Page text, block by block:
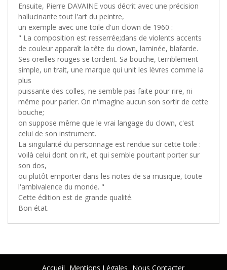
Ensuite, Pierre DAVAINE vous décrit avec une précision
hallucinante tout l'art du peintre,
un exemple avec une toile d'un clown de 1960 :
" La composition est resserrée;dans de violents accents
de couleur apparaît la tête du clown, laminée, blafarde.
Ses oreilles rouges se tordent. Sa bouche, terriblement
simple, un trait, une marque qui unit les lèvres comme la
plus
puissante des colles, ne semble pas faite pour rire, ni
même pour parler. On n'imagine aucun son sortir de cette
bouche;
on suppose même que le vrai langage du clown, c'est
celui de son instrument.
La singularité du personnage est rendue sur cette toile :
voilà celui dont on rit, et qui semble pourtant porter sur
son dos,
ou plutôt emporter dans les notes de sa musique, toute
l'ambivalence du monde. "
Cette édition est de grande qualité.
Bon état.
Accueil Mentions Légales Nous Contacter